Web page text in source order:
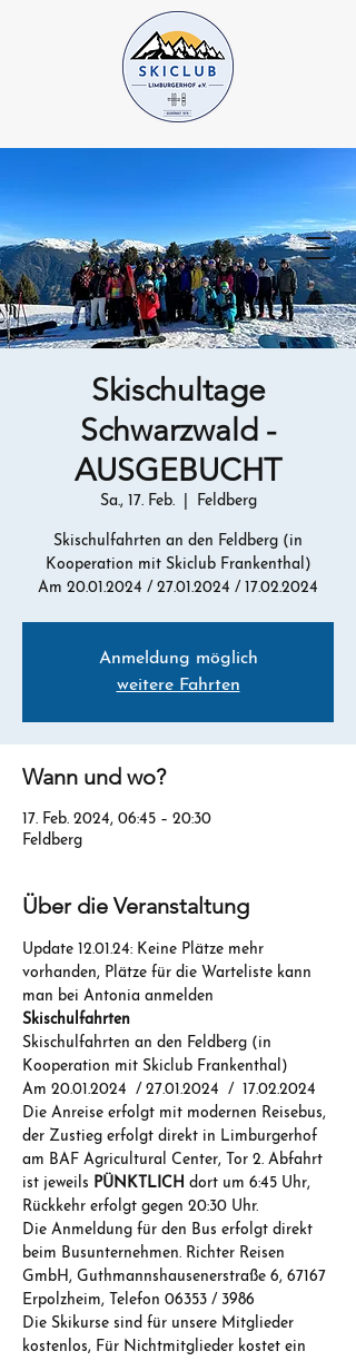
Skischultage
Schwarzwald -
AUSGEBUCHT
Sa., 17. Feb.
  |
Feldberg
Skischulfahrten an den Feldberg (in
Kooperation mit Skiclub Frankenthal)
Am 20.01.2024 / 27.01.2024 / 17.02.2024
Anmeldung möglich
weitere Fahrten
Wann und wo?
17. Feb. 2024, 06:45 – 20:30
Feldberg
Über die Veranstaltung
Update 12.01.24: Keine Plätze mehr
vorhanden, Plätze für die Warteliste kann
man bei Antonia anmelden
Skischulfahrten
Skischulfahrten an den Feldberg (in
Kooperation mit Skiclub Frankenthal)
Am 20.01.2024  / 27.01.2024  /  17.02.2024
Die Anreise erfolgt mit modernen Reisebus,
der Zustieg erfolgt direkt in Limburgerhof
am BAF Agricultural Center, Tor 2. Abfahrt
ist jeweils PÜNKTLICH dort um 6:45 Uhr,
Rückkehr erfolgt gegen 20:30 Uhr.
Die Anmeldung für den Bus erfolgt direkt
beim Busunternehmen. Richter Reisen
GmbH, Guthmannshausenerstraße 6, 67167
Erpolzheim, Telefon 06353 / 3986
Die Skikurse sind für unsere Mitglieder
kostenlos, Für Nichtmitglieder kostet ein